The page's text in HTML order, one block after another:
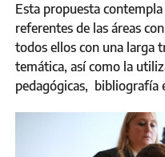
Esta propuesta
referentes de las áreas
todos ellos con una larga
temática, así como la
pedagógicas, bibliografía